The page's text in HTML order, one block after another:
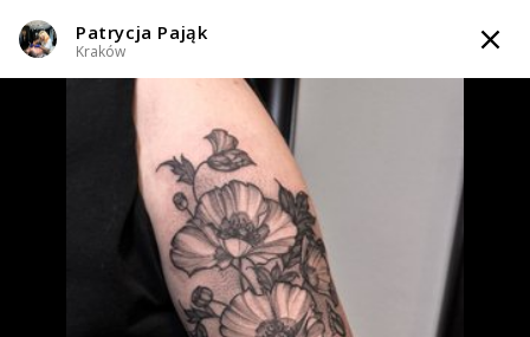
TATTOOARTIST
Patrycja Pająk
Kraków
Dotwork / Geometryczny / Ornamenty / Graficzny /
Sketch / Line work / Fineline / Outline / Minimalizm / Realizm
WIADOMOŚĆ
Patrycja Pająk
Kraków